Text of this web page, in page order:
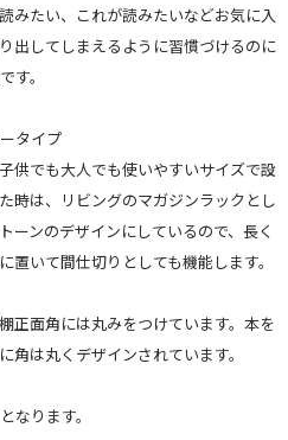
みたい、これが読みたいなどお気に入
出してしまえるように習慣づけるのに
す。
タイプ
供でも大人でも使いやすいサイズで設
時は、リビングのマガジンラックとし
ーンのデザインにしているので、長く
置いて間仕切りとしても機能します。
正面角には丸みをつけています。本を
は丸くデザインされています。
なります。